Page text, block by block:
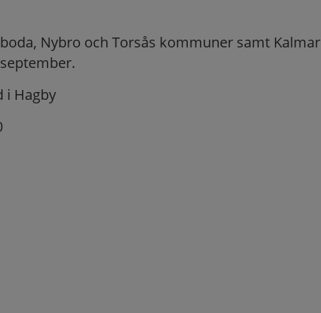
Nybro och Torsås kommuner samt Kalmar
i Hagby